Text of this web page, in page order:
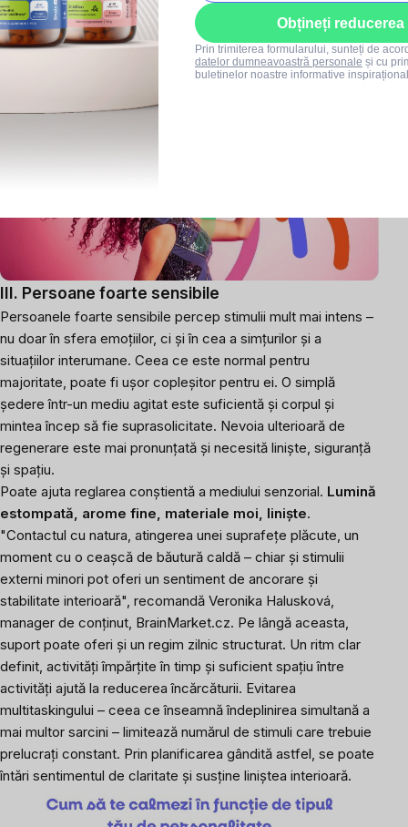
de conexiune. Chiar și stimulii externi pot juca un rol în
revenirea la echilibrul interior.
III. Persoane foarte sensibile
Persoanele foarte sensibile percep stimulii mult mai intens –
nu doar în sfera emoțiilor, ci și în cea a simțurilor și a
situațiilor interumane. Ceea ce este normal pentru
majoritate, poate fi ușor copleșitor pentru ei. O simplă
ședere într-un mediu agitat este suficientă și corpul și
mintea încep să fie suprasolicitate. Nevoia ulterioară de
regenerare este mai pronunțată și necesită liniște, siguranță
și spațiu.
Poate ajuta reglarea conștientă a mediului senzorial. Lumină
estompată, arome fine, materiale moi, liniște.
"Contactul cu natura, atingerea unei suprafețe plăcute, un
moment cu o ceașcă de băutură caldă – chiar și stimulii
externi minori pot oferi un sentiment de ancorare și
stabilitate interioară", recomandă Veronika Halusková,
manager de conținut, BrainMarket.cz. Pe lângă aceasta,
suport poate oferi și un regim zilnic structurat. Un ritm clar
definit, activități împărțite în timp și suficient spațiu între
activități ajută la reducerea încărcăturii. Evitarea
multitaskingului – ceea ce înseamnă îndeplinirea simultană a
mai multor sarcini – limitează numărul de stimuli care trebuie
prelucrați constant. Prin planificarea gândită astfel, se poate
întări sentimentul de claritate și susține liniștea interioară.
Obțineți reducerea
Prin trimiterea formularului, sunteți de
datelor dumneavoastră personale și cu
buletinelor noastre informative